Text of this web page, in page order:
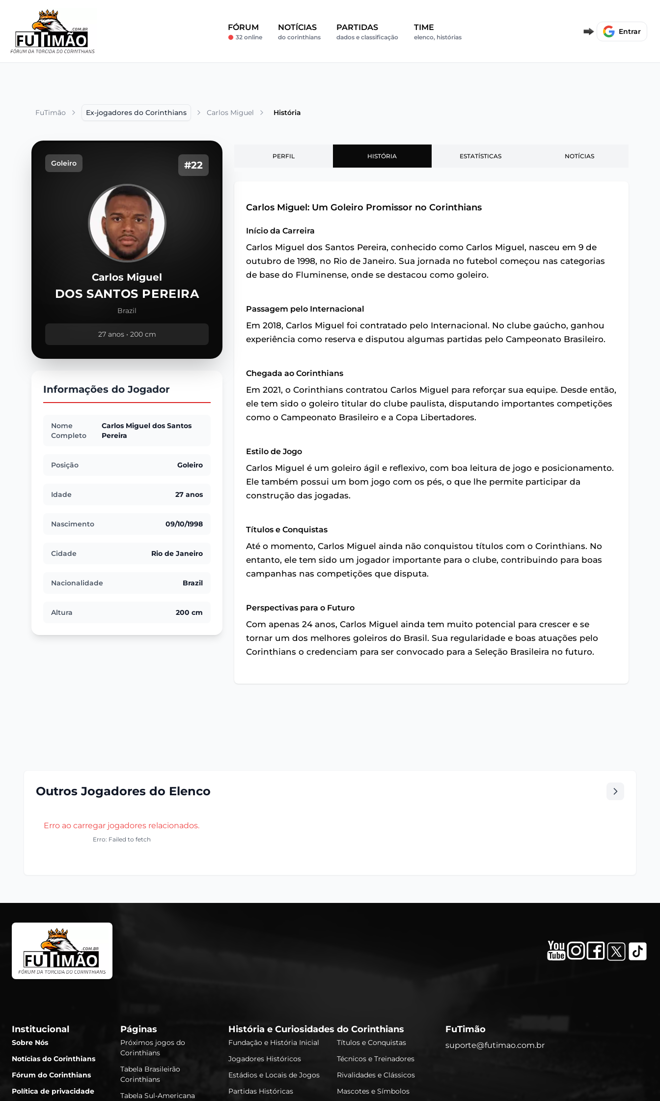
FÓRUM
32 online
NOTÍCIAS
do corinthians
PARTIDAS
dados e classificação
TIME
elenco, histórias
Entrar
FuTimão Ex-jogadores do Corinthians Carlos Miguel História
Goleiro #22
Carlos Miguel
DOS SANTOS PEREIRA
Brazil
27 anos • 200 cm
Informações do Jogador
Nome
Completo
Carlos Miguel dos Santos
Pereira
Posição Goleiro
Idade 27 anos
Nascimento 09/10/1998
Cidade Rio de Janeiro
Nacionalidade Brazil
Altura 200 cm
PERFIL HISTÓRIA ESTATÍSTICAS NOTÍCIAS
Carlos Miguel: Um Goleiro Promissor no Corinthians
Início da Carreira
Carlos Miguel dos Santos Pereira, conhecido como Carlos Miguel, nasceu em 9 de
outubro de 1998, no Rio de Janeiro. Sua jornada no futebol começou nas categorias
de base do Fluminense, onde se destacou como goleiro.
Passagem pelo Internacional
Em 2018, Carlos Miguel foi contratado pelo Internacional. No clube gaúcho, ganhou
experiência como reserva e disputou algumas partidas pelo Campeonato Brasileiro.
Chegada ao Corinthians
Em 2021, o Corinthians contratou Carlos Miguel para reforçar sua equipe. Desde então,
ele tem sido o goleiro titular do clube paulista, disputando importantes competições
como o Campeonato Brasileiro e a Copa Libertadores.
Estilo de Jogo
Carlos Miguel é um goleiro ágil e reflexivo, com boa leitura de jogo e posicionamento.
Ele também possui um bom jogo com os pés, o que lhe permite participar da
construção das jogadas.
Títulos e Conquistas
Até o momento, Carlos Miguel ainda não conquistou títulos com o Corinthians. No
entanto, ele tem sido um jogador importante para o clube, contribuindo para boas
campanhas nas competições que disputa.
Perspectivas para o Futuro
Com apenas 24 anos, Carlos Miguel ainda tem muito potencial para crescer e se
tornar um dos melhores goleiros do Brasil. Sua regularidade e boas atuações pelo
Corinthians o credenciam para ser convocado para a Seleção Brasileira no futuro.
Outros Jogadores do Elenco
Erro ao carregar jogadores relacionados.
Erro: Failed to fetch
Institucional
Sobre Nós
Notícias do Corinthians
Fórum do Corinthians
Política de privacidade
Páginas
Próximos jogos do
Corinthians
Tabela Brasileirão
Corinthians
Tabela Sul-Americana
História e Curiosidades do Corinthians
Fundação e História Inicial
Títulos e Conquistas
Jogadores Históricos
Técnicos e Treinadores
Estádios e Locais de Jogos
Rivalidades e Clássicos
Partidas Históricas
Mascotes e Símbolos
FuTimão
suporte@futimao.com.br